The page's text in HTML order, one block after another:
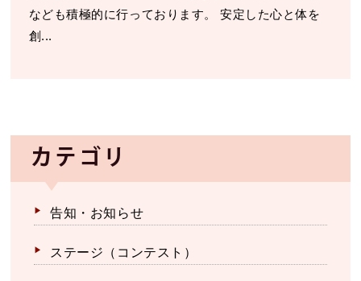
なども積極的に行っております。 安定した心と体を
創...
カテゴリ
告知・お知らせ
ステージ（コンテスト）